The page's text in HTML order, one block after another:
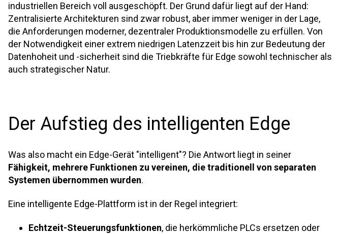
industriellen Bereich voll ausgeschöpft. Der Grund dafür liegt auf der Hand:
Zentralisierte Architekturen sind zwar robust, aber immer weniger in der Lage,
die Anforderungen moderner, dezentraler Produktionsmodelle zu erfüllen. Von
der Notwendigkeit einer extrem niedrigen Latenzzeit bis hin zur Bedeutung der
Datenhoheit und -sicherheit sind die Triebkräfte für Edge sowohl technischer als
auch strategischer Natur.
Der Aufstieg des intelligenten Edge
Was also macht ein Edge-Gerät "intelligent"? Die Antwort liegt in seiner
Fähigkeit, mehrere Funktionen zu vereinen, die traditionell von separaten
Systemen übernommen wurden.
Eine intelligente Edge-Plattform ist in der Regel integriert:
Echtzeit-Steuerungsfunktionen, die herkömmliche PLCs ersetzen oder